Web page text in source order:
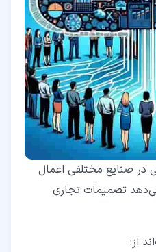
در صنایع مختلفی اعمال
تصمیمات تجاری
از: